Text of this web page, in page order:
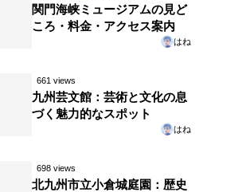
関門海峡ミュージアムの見ど
ころ・料金・アクセス案内
はね
661 views
九州芸文館：芸術と文化の息
づく魅力的なスポット
はね
698 views
北九州市立小倉城庭園：歴史